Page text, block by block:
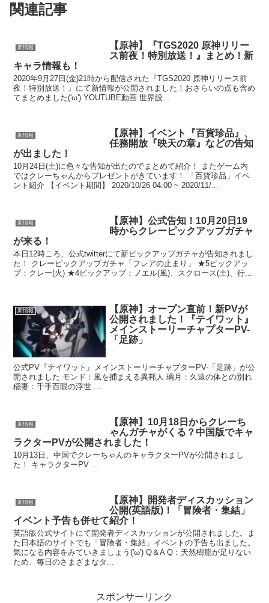
関連記事
新情報
【原神】『TGS2020 原神リリー
ス前夜！特別放送！』まとめ！新
キャラ情報も！
2020年9月27日(金)21時から配信された『TGS2020 原神リリース前
夜！特別放送！』にて新情報が公開されました！おさらいの点も含め
てまとめました('ω') YOUTUBE動画 世界設...
新情報
【原神】イベント『百貨珍品』、
任務開放『映天の章』などの告知
が出ました！
10月24日(土)に色々な告知が出たのでまとめて紹介！ またゲーム内
ではクレーちゃんからプレゼントがきています！ 「百貨珍品」イベ
ント紹介 【イベント期間】 2020/10/26 04:00 ~ 2020/11/...
新情報
【原神】公式告知！10月20日19
時からクレーピックアップガチャ
が来る！
本日12時ころ、公式twitterにて新ピックアップガチャが告知されまし
た！ クレーピックアップガチャ「フレアの止まり」 ★5ピックアッ
プ：クレー(火) ★4ピックアップ：ノエル(風)、スクロース(土)、行...
新情報
【原神】オープン直前！新PVが
公開されました！『テイワット』
メインストーリーチャプターPV-
「足跡」
公式PV『テイワット』メインストーリーチャプターPV-「足跡」が公
開されました モンド：風を捕まえる異邦人 璃月：久遠の体との別れ
稲妻：千手百眼の浮世 ...
新情報
【原神】10月18日からクレーち
ゃんガチャがくる？中国版でキャ
ラクターPVが公開されました！
10月13日、中国でクレーちゃんのキャラクターPVが公開されまし
た！ キャラクターPV ...
新情報
【原神】開発者ディスカッション
公開(英語版)！「冒険者・集結」
イベント予告も併せて紹介！
英語版公式サイトにて開発者ディスカッションが公開されました。ま
た日本語のサイトでも「冒険者・集結」イベントの予告も出ました。
気になる内容をみていきましょう('ω') Q＆A Q：天然樹脂が足りない
ため、毎日のさまざまなタ...
スポンサーリンク